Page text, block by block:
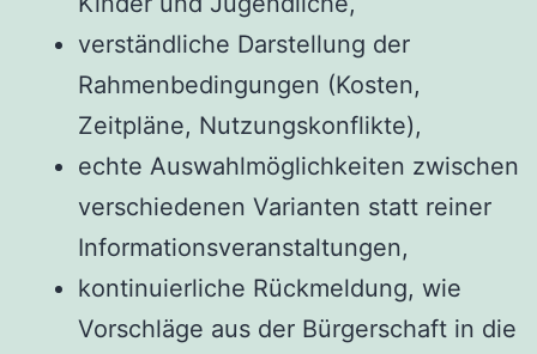
verständliche Darstellung der
Rahmenbedingungen (Kosten,
Zeitpläne, Nutzungskonflikte),
echte Auswahlmöglichkeiten zwischen
verschiedenen Varianten statt reiner
Informationsveranstaltungen,
kontinuierliche Rückmeldung, wie
Vorschläge aus der Bürgerschaft in die